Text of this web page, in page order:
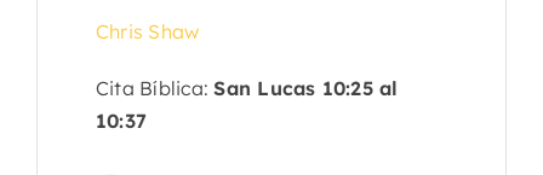
Chris Shaw
Cita Bíblica:San Lucas 10:25 al
10:37